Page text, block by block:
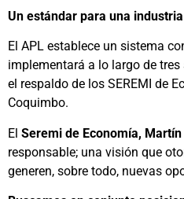
Un estándar para una
El APL establece un sistema
implementará a lo largo de
el respaldo de los SEREMI de
Coquimbo.
El Seremi de Economía,
responsable; una visión que
generen, sobre todo, nuevas